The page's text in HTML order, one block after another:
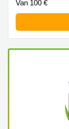
Arnhem
in Arnhem
Coworking
Van 100 €